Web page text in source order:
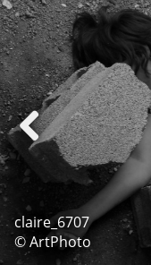
claire_6707
© ArtPhoto